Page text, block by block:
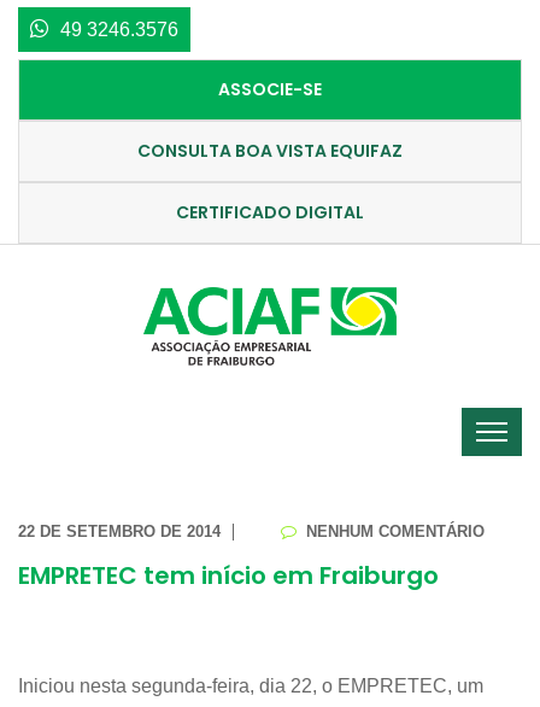
49 3246.3576
ASSOCIE-SE
CONSULTA BOA VISTA EQUIFAZ
CERTIFICADO DIGITAL
22 DE SETEMBRO DE 2014 NENHUM COMENTÁRIO
EMPRETEC tem início em Fraiburgo
Iniciou nesta segunda-feira, dia 22, o EMPRETEC, um